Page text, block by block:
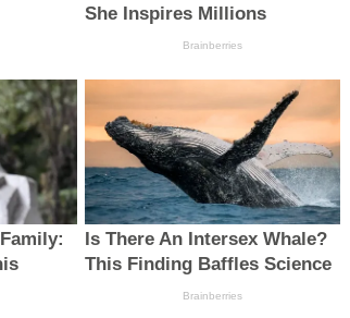
She Inspires Millions
Brainberries
Is There An Intersex Whale?
This Finding Baffles Science
Brainberries